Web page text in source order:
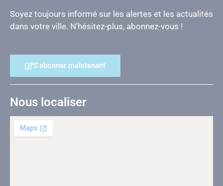
Soyez toujours informé sur les alertes et les actualités
dans votre ville. N’hésitez-plus, abonnez-vous !
S'abonner maintenant
Nous localiser